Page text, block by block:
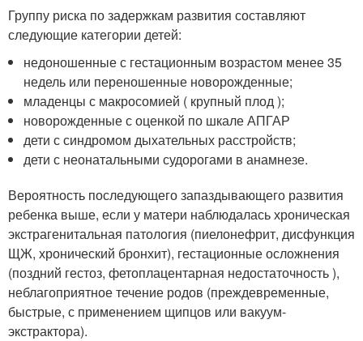
Группу риска по задержкам развития составляют
следующие категории детей:
недоношенные с гестационным возрастом менее 35
недель или переношенные новорожденные;
младенцы с макросомией ( крупный плод );
новорожденные с оценкой по шкале АПГАР
дети с синдромом дыхательных расстройств;
дети с неонатальными судорогами в анамнезе.
Вероятность последующего запаздывающего развития
ребенка выше, если у матери наблюдалась хроническая
экстрагенитальная патология (пиелонефрит, дисфункция
ЩЖ, хронический бронхит), гестационные осложнения
(поздний гестоз, фетоплацентарная недостаточность ),
неблагоприятное течение родов (преждевременные,
быстрые, с применением щипцов или вакуум-
экстрактора).